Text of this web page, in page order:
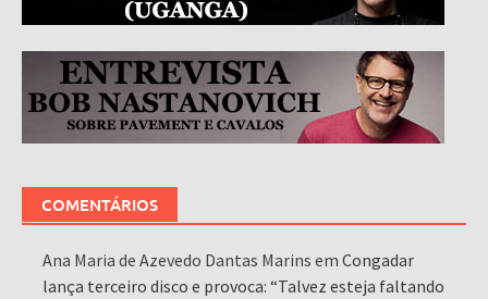
COMENTÁRIOS
Ana Maria de Azevedo Dantas Marins emCongadar
lança terceiro disco e provoca: “Talvez esteja faltando